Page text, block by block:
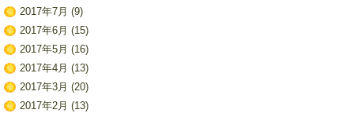
2017年7月 (9)
2017年6月 (15)
2017年5月 (16)
2017年4月 (13)
2017年3月 (20)
2017年2月 (13)